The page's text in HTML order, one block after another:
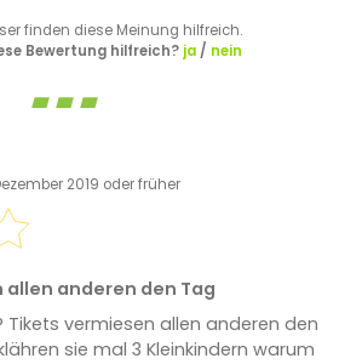
finden diese Meinung hilfreich.
Bewertung hilfreich? ja/ nein
2019 oder früher
allen anderen den Tag
Tikets vermiesen allen anderen den
sie mal 3 Kleinkindern warum